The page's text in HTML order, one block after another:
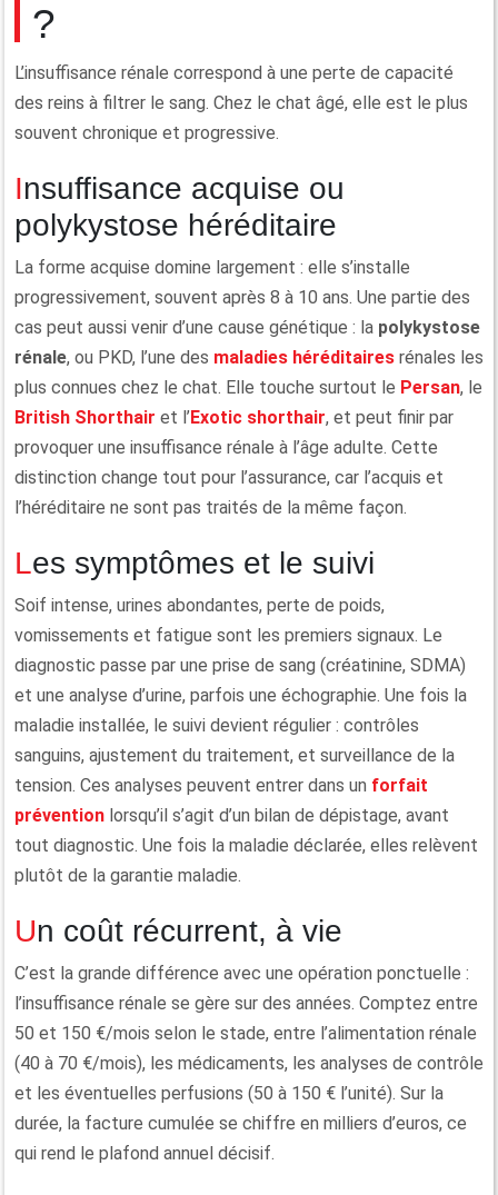
?
L’insuffisance rénale correspond à une perte de capacité
des reins à filtrer le sang. Chez le chat âgé, elle est le plus
souvent chronique et progressive.
Insuffisance acquise ou
polykystose héréditaire
La forme acquise domine largement : elle s’installe
progressivement, souvent après 8 à 10 ans. Une partie des
cas peut aussi venir d’une cause génétique : la polykystose
rénale, ou PKD, l’une des maladies héréditaires rénales les
plus connues chez le chat. Elle touche surtout le Persan, le
British Shorthair et l’Exotic shorthair, et peut finir par
provoquer une insuffisance rénale à l’âge adulte. Cette
distinction change tout pour l’assurance, car l’acquis et
l’héréditaire ne sont pas traités de la même façon.
Les symptômes et le suivi
Soif intense, urines abondantes, perte de poids,
vomissements et fatigue sont les premiers signaux. Le
diagnostic passe par une prise de sang (créatinine, SDMA)
et une analyse d’urine, parfois une échographie. Une fois la
maladie installée, le suivi devient régulier : contrôles
sanguins, ajustement du traitement, et surveillance de la
tension. Ces analyses peuvent entrer dans un forfait
prévention lorsqu’il s’agit d’un bilan de dépistage, avant
tout diagnostic. Une fois la maladie déclarée, elles relèvent
plutôt de la garantie maladie.
Un coût récurrent, à vie
C’est la grande différence avec une opération ponctuelle :
l’insuffisance rénale se gère sur des années. Comptez entre
50 et 150 €/mois selon le stade, entre l’alimentation rénale
(40 à 70 €/mois), les médicaments, les analyses de contrôle
et les éventuelles perfusions (50 à 150 € l’unité). Sur la
durée, la facture cumulée se chiffre en milliers d’euros, ce
qui rend le plafond annuel décisif.